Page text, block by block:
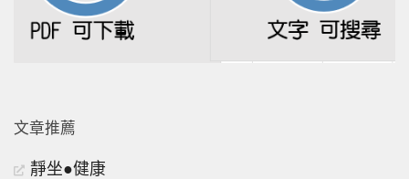
文章推薦
靜坐●健康